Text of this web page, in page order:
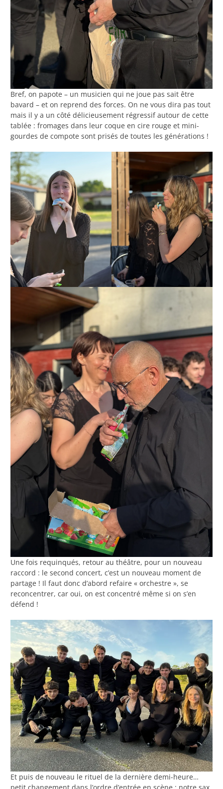
Bref, on papote – un musicien qui ne joue pas sait être
bavard – et on reprend des forces. On ne vous dira pas tout
mais il y a un côté délicieusement régressif autour de cette
tablée : fromages dans leur coque en cire rouge et mini-
gourdes de compote sont prisés de toutes les générations !
Une fois requinqués, retour au théâtre, pour un nouveau
raccord : le second concert, c’est un nouveau moment de
partage ! Il faut donc d’abord refaire « orchestre », se
reconcentrer, car oui, on est concentré même si on s’en
défend !
Et puis de nouveau le rituel de la dernière demi-heure…